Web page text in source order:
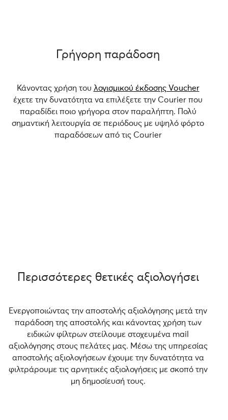
Γρήγορη παράδοση
Κάνοντας χρήση του λογισμικού έκδοσης Voucher
έχετε την δυνατότητα να επιλέξετε την Courier που
παραδίδει ποιο γρήγορα στον παραλήπτη. Πολύ
σημαντική λειτουργία σε περιόδους με υψηλό φόρτο
παραδόσεων από τις Courier
Περισσότερες θετικές αξιολογήσει
Ενεργοποιώντας την αποστολής αξιολόγησης μετά την
παράδοση της αποστολής και κάνοντας χρήση των
ειδικών φίλτρων στείλουμε στοχευμένα mail
αξιολόγησης στους πελάτες μας. Μέσω της υπηρεσίας
αποστολής αξιολογήσεων έχουμε την δυνατότητα να
φιλτράρουμε τις αρνητικές αξιολογήσεις με σκοπό την
μη δημοσίευσή τους.